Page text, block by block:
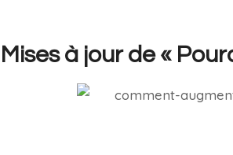
Mises à jour de «